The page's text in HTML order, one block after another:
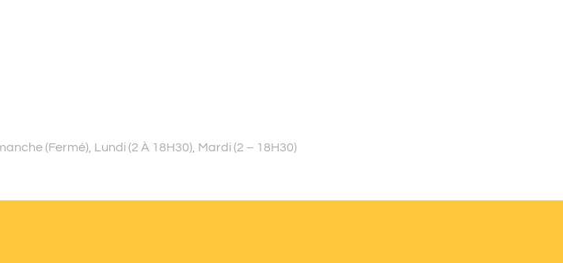
(Fermé), Lundi (2 À 18H30), Mardi (2 – 18H30)